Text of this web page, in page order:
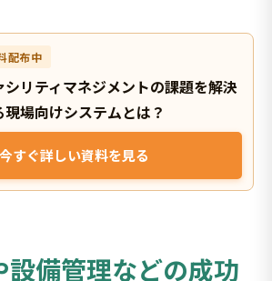
配布中
シリティマネジメントの課題を解決
現場向けシステムとは？
今すぐ詳しい資料を見る
設備管理などの成功